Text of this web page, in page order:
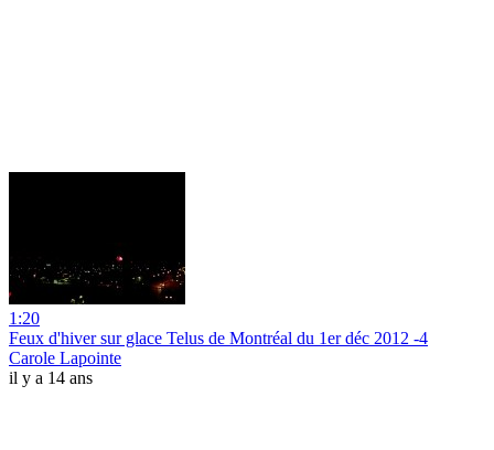
1:20
Feux d'hiver sur glace Telus de Montréal du 1er déc 2012 -4
Carole Lapointe
il y a 14 ans